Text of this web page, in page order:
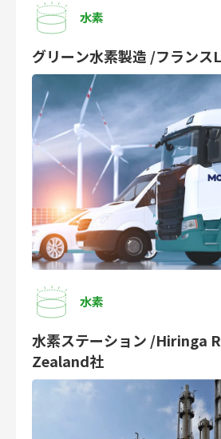
水素
グリーン水素製造 /フランス
水素
水素ステーション /Hiringa
Zealand社